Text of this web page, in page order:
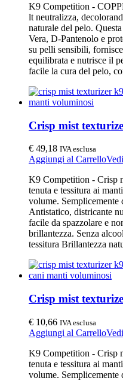
K9 Competition -
lt neutralizza,
naturale del pelo.
Vera, D-Pantenolo e
su pelli sensibili,
equilibrata e nutrisce il
facile la cura del pelo,
Crisp mist
€ 49,18 IVA esclusa
Aggiungi al Carrello
K9 Competition - Crisp
tenuta e tessitura ai
volume. Semplicemente
Antistatico, districante
facile da spazzolare e
brillantezza. Senza
tessitura Brillantezza
Crisp mist
€ 10,66 IVA esclusa
Aggiungi al Carrello
K9 Competition - Crisp
tenuta e tessitura ai
volume. Semplicemente